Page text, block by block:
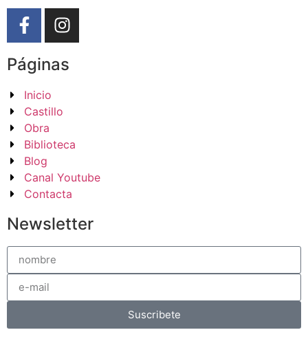
Páginas
Inicio
Castillo
Obra
Biblioteca
Blog
Canal Youtube
Contacta
Newsletter
Suscribete